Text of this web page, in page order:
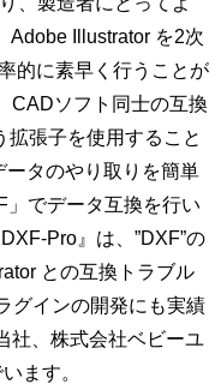
Adobe Illustrator を2次
的に素早く行うことが
CADソフト同士の互換
張子を使用すること
タのやり取りを簡単
でデータ互換を行い
Pro』は、”DXF”の
との互換トラブル
グインの開発にも実績
社、株式会社ベビーユ
ます。